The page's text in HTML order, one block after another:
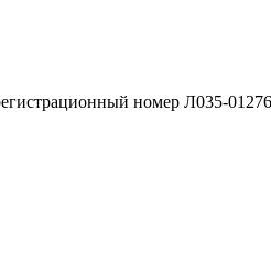
номер Л035-